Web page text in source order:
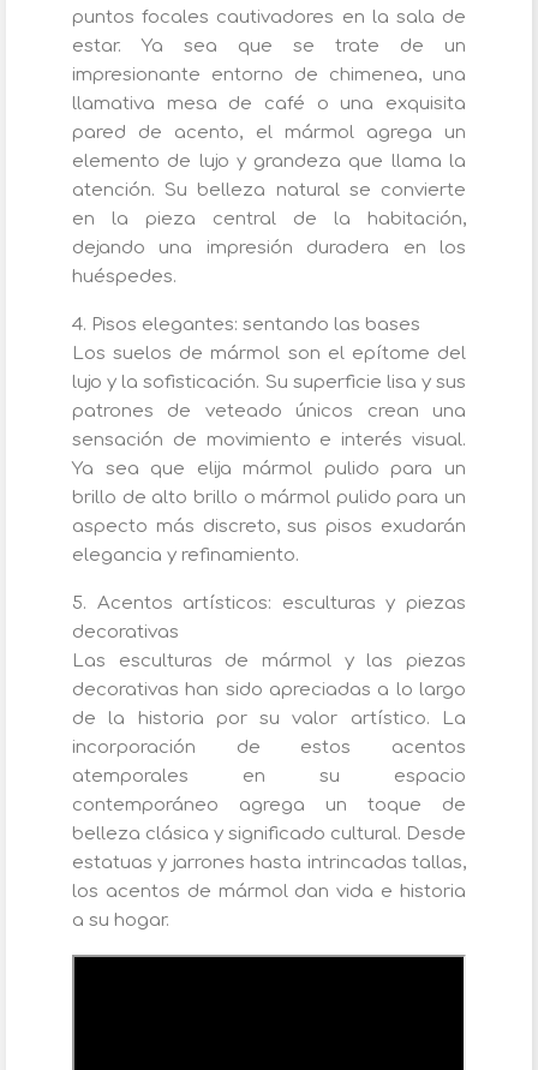
puntos focales cautivadores en la sala de
estar. Ya sea que se trate de un
impresionante entorno de chimenea, una
llamativa mesa de café o una exquisita
pared de acento, el mármol agrega un
elemento de lujo y grandeza que llama la
atención. Su belleza natural se convierte
en la pieza central de la habitación,
dejando una impresión duradera en los
huéspedes.
4. Pisos elegantes: sentando las bases
Los suelos de mármol son el epítome del
lujo y la sofisticación. Su superficie lisa y sus
patrones de veteado únicos crean una
sensación de movimiento e interés visual.
Ya sea que elija mármol pulido para un
brillo de alto brillo o mármol pulido para un
aspecto más discreto, sus pisos exudarán
elegancia y refinamiento.
5. Acentos artísticos: esculturas y piezas
decorativas
Las esculturas de mármol y las piezas
decorativas han sido apreciadas a lo largo
de la historia por su valor artístico. La
incorporación de estos acentos
atemporales en su espacio
contemporáneo agrega un toque de
belleza clásica y significado cultural. Desde
estatuas y jarrones hasta intrincadas tallas,
los acentos de mármol dan vida e historia
a su hogar.